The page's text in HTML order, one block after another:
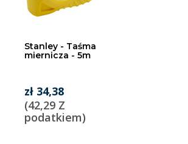
Stanley - Taśma
miernicza - 5m
zł 34,38
(42,29 Z
podatkiem)